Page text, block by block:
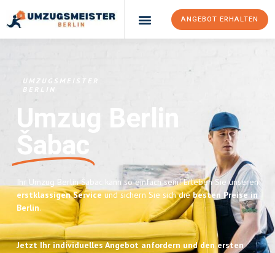
ANGEBOT ERHALTEN
UMZUGSMEISTER
BERLIN
Umzug Berlin
Šabac
Ihr Umzug Berlin Šabac kann so einfach sein! Erleben Sie unseren
erstklassigen Serviceund sichern Sie sich diebesten Preise in
Berlin.
Jetzt Ihr individuelles Angebot anfordern und den ersten